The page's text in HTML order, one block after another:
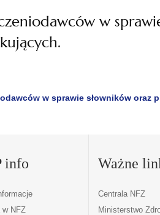
w
w sprawie słowników
info
w NFZ
Ważne
Centrala NFZ
Ministerstwo